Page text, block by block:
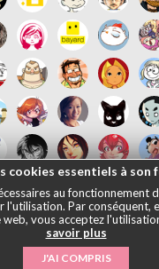
日本語|Mentions
2026
cookies essentiels à son
au fonctionnement
l'utilisation. Par conséquent,
vous acceptez
savoir plus
J'AI COMPRIS